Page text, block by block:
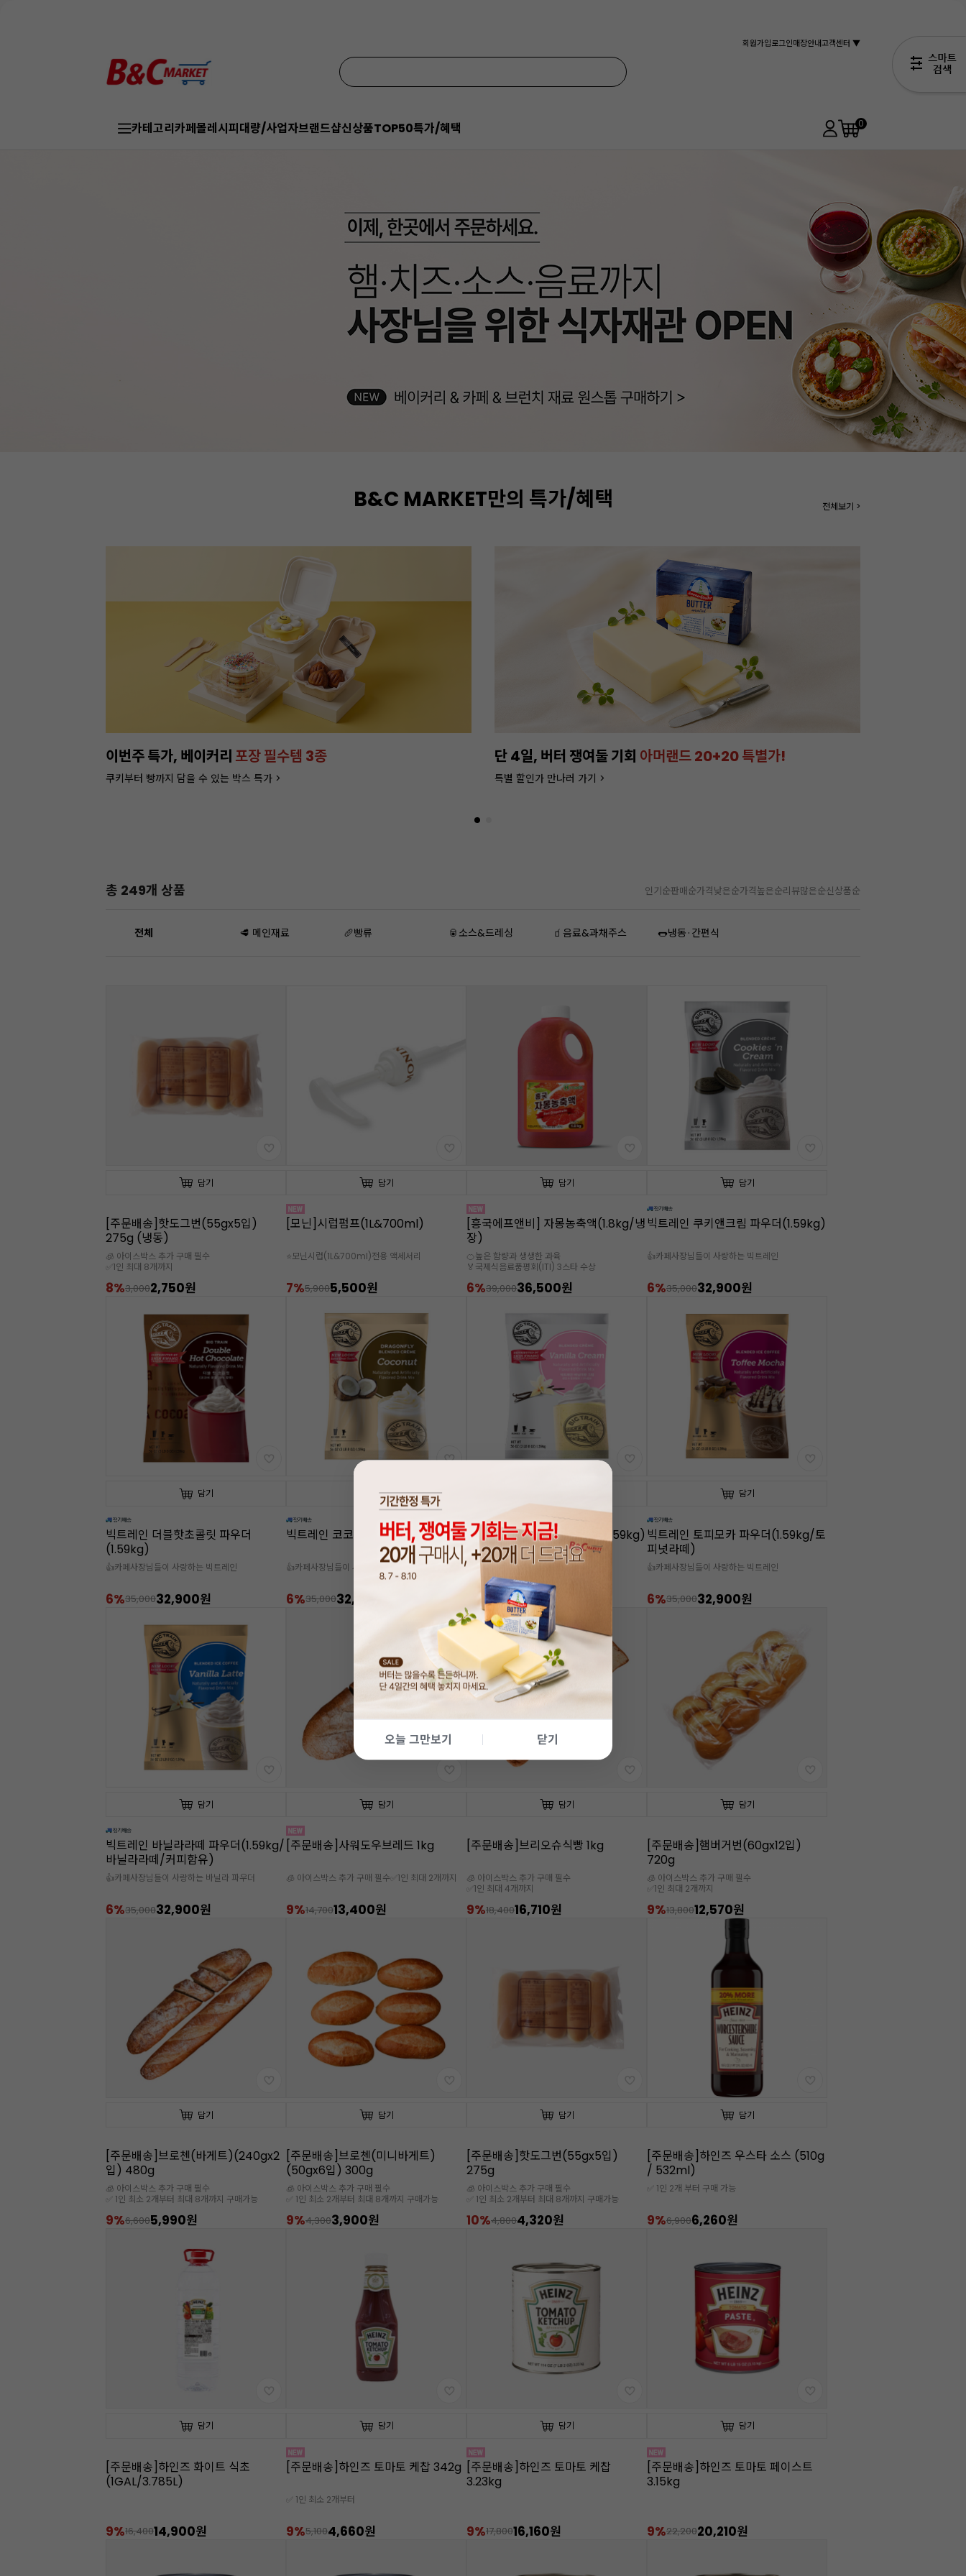
오늘 그만보기 닫기
회원가입로그인매장안내고객센터 ▼
카테고리카페몰레시피대량/사업자브랜드샵신상품TOP50특가/혜택 0
B&C MARKET만의 특가/혜택 전체보기 >
이번주 특가, 베이커리 포장 필수템 3종
쿠키부터 빵까지 담을 수 있는 박스 특가 >
단 4일, 버터 쟁여둘 기회 아머랜드 20+20 특별가!
특별 할인가 만나러 가기 >
총 249개 상품 인기순판매순가격낮은순가격높은순리뷰많은순신상품순
전체 🥩 메인재료 🥖빵류 🥫소스&드레싱 🧃음료&과채주스 🌭냉동·간편식
담기
[주문배송]핫도그번(55gx5입)
275g (냉동)
🧊 아이스박스 추가 구매 필수
✅1인 최대 8개까지
8%3,0002,750원
담기
[모닌]시럽펌프(1L&700ml)
⭐모닌시럽(1L&700ml)전용 액세서리
7%5,9005,500원
담기
[흥국에프앤비] 자몽농축액(1.8kg/냉
장)
🍊높은 함량과 생생한 과육
🏅국제식음료품평회(ITI) 3스타 수상
6%39,00036,500원
담기
빅트레인 쿠키앤크림 파우더(1.59kg)
👍카페사장님들이 사랑하는 빅트레인
6%35,00032,900원
담기
빅트레인 더블핫초콜릿 파우더
(1.59kg)
👍카페사장님들이 사랑하는 빅트레인
6%35,00032,900원
담기
빅트레인 코코넛 파우더(1.59kg)
👍카페사장님들이 사랑하는 빅트레인
6%35,00032,900원
빅트레인 바닐라크림 파우더(1.59kg)
👍카페사장님들이 사랑하는 빅트레인
6%35,00032,900원
담기
빅트레인 토피모카 파우더(1.59kg/토
피넛라떼)
👍카페사장님들이 사랑하는 빅트레인
6%35,00032,900원
담기
빅트레인 바닐라라떼 파우더(1.59kg/
바닐라라떼/커피함유)
👍카페사장님들이 사랑하는 바닐라 파우더
6%35,00032,900원
담기
[주문배송]사워도우브레드 1kg
🧊 아이스박스 추가 구매 필수 ✅1인 최대 2개까지
9%14,70013,400원
담기
[주문배송]브리오슈식빵 1kg
🧊 아이스박스 추가 구매 필수
✅1인 최대 4개까지
9%18,40016,710원
담기
[주문배송]햄버거번(60gx12입)
720g
🧊 아이스박스 추가 구매 필수
✅1인 최대 2개까지
9%13,80012,570원
담기
[주문배송]브로첸(바게트)(240gx2
입) 480g
🧊 아이스박스 추가 구매 필수
✅ 1인 최소 2개부터 최대 8개까지 구매가능
9%6,6005,990원
담기
[주문배송]브로첸(미니바게트)
(50gx6입) 300g
🧊 아이스박스 추가 구매 필수
✅ 1인 최소 2개부터 최대 8개까지 구매가능
9%4,3003,900원
담기
[주문배송]핫도그번(55gx5입)
275g
🧊 아이스박스 추가 구매 필수
✅ 1인 최소 2개부터 최대 8개까지 구매가능
10%4,8004,320원
담기
[주문배송]하인즈 우스타 소스 (510g
/ 532ml)
✅ 1인 2개 부터 구매 가능
9%6,9006,260원
담기
[주문배송]하인즈 화이트 식초
(1GAL/3.785L)
9%16,40014,900원
담기
[주문배송]하인즈 토마토 케찹 342g
✅ 1인 최소 2개부터
9%5,1004,660원
담기
[주문배송]하인즈 토마토 케찹
3.23kg
9%17,80016,160원
담기
[주문배송]하인즈 토마토 페이스트
3.15kg
9%22,20020,210원